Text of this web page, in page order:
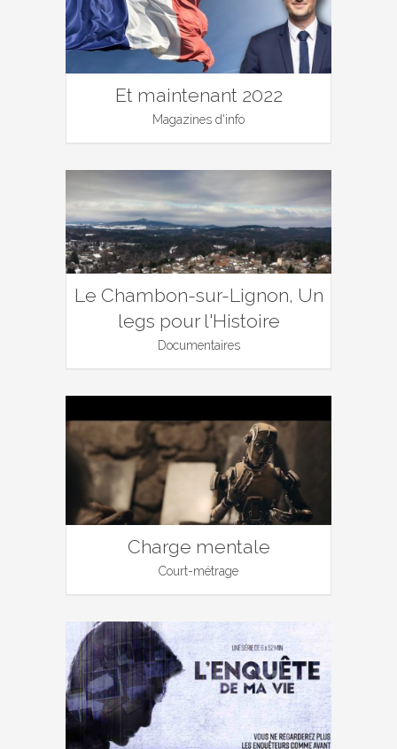
Et maintenant 2022
Magazines d'info
Le Chambon-sur-Lignon, Un
legs pour l'Histoire
Documentaires
Charge mentale
Court-métrage